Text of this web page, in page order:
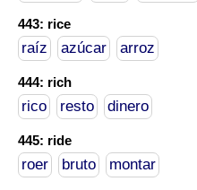
443: rice
raíz azúcar arroz
444: rich
rico resto dinero
445: ride
roer bruto montar